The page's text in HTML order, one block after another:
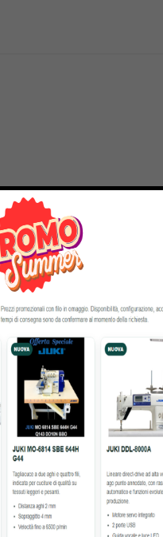
12% OFF
SET TELAIO PER
1.165,00€